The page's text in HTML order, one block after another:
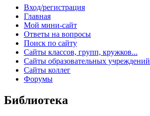
Вход/регистрация
Главная
Мой мини-сайт
Ответы на вопросы
Поиск по сайту
Сайты классов, групп, кружков...
Сайты образовательных учреждений
Сайты коллег
Форумы
Библиотека